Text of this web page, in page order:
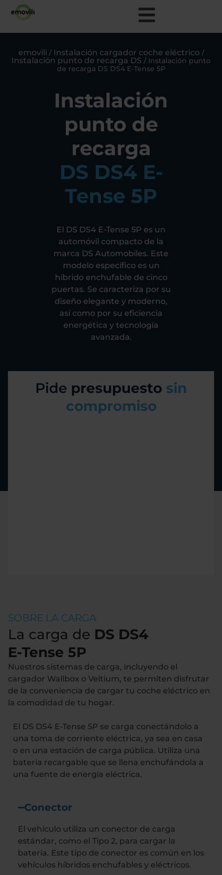
emovili / Instalación cargador coche eléctrico /
Instalación punto de recarga DS / Instalación punto
de recarga DS DS4 E-Tense 5P
Instalación
punto de
recarga
DS DS4 E-
Tense 5P
El DS DS4 E-Tense 5P es un
automóvil compacto de la
marca DS Automobiles. Este
modelo específico es un
híbrido enchufable de cinco
puertas. Se caracteriza por su
diseño elegante y moderno,
así como por su eficiencia
energética y tecnología
avanzada.
Pide presupuesto sin
compromiso
SOBRE LA CARGA
La carga de DS DS4
E-Tense 5P
Nuestros sistemas de carga, incluyendo el
cargador Wallbox o Veltium, te permiten disfrutar
de la conveniencia de cargar tu coche eléctrico en
la comodidad de tu hogar.
El DS DS4 E-Tense 5P se carga conectándolo a
una toma de corriente eléctrica, ya sea en casa
o en una estación de carga pública. Utiliza una
batería recargable que se llena enchufándola a
una fuente de energía eléctrica.
Conector
El vehículo utiliza un conector de carga
estándar, como el Tipo 2, para cargar la
batería. Este tipo de conector es común en los
vehículos híbridos enchufables y eléctricos.